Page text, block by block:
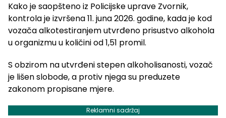
Kako je saopšteno iz Policijske uprave Zvornik,
kontrola je izvršena 11. juna 2026. godine, kada je kod
vozača alkotestiranjem utvrđeno prisustvo alkohola
u organizmu u količini od 1,51 promil.
S obzirom na utvrđeni stepen alkoholisanosti, vozač
je lišen slobode, a protiv njega su preduzete
zakonom propisane mjere.
Reklamni sadržaj